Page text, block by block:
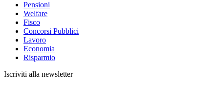
Pensioni
Welfare
Fisco
Concorsi Pubblici
Lavoro
Economia
Risparmio
Iscriviti alla newsletter